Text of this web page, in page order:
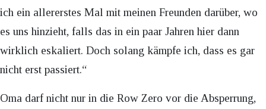
ich ein allererstes Mal mit meinen Freunden darüber, wo
es uns hinzieht, falls das in ein paar Jahren hier dann
wirklich eskaliert. Doch solang kämpfe ich, dass es gar
nicht erst passiert.“
Oma darf nicht nur in die Row Zero vor die Absperrung,